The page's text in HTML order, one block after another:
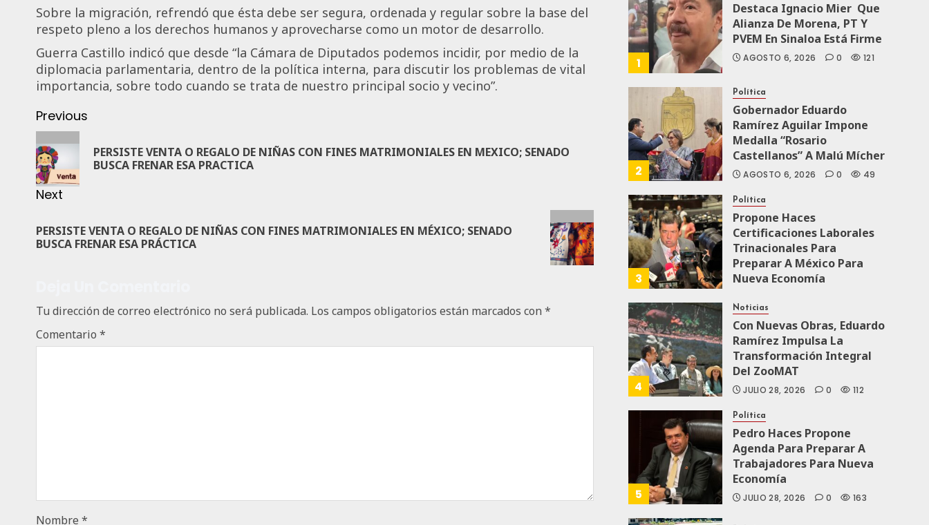
Sobre la migración, refrendó que ésta debe ser segura, ordenada y regular sobre la base del
respeto pleno a los derechos humanos y aprovecharse como un motor de desarrollo.
Guerra Castillo indicó que desde “la Cámara de Diputados podemos incidir, por medio de la
diplomacia parlamentaria, dentro de la política interna, para discutir los problemas de vital
importancia, sobre todo cuando se trata de nuestro principal socio y vecino”.
Previous
PERSISTE VENTA O REGALO DE NIÑAS CON FINES MATRIMONIALES EN MEXICO; SENADO
BUSCA FRENAR ESA PRACTICA
Next
PERSISTE VENTA O REGALO DE NIÑAS CON FINES MATRIMONIALES EN MÉXICO; SENADO
BUSCA FRENAR ESA PRÁCTICA
Tu dirección de correo electrónico no será publicada. Los campos obligatorios están marcados con *
Comentario *
Nombre *
1
Destaca Ignacio Mier Que
Alianza De Morena, PT Y
PVEM En Sinaloa Está Firme
AGOSTO 6, 2026 0 121
2
Política
Gobernador Eduardo
Ramírez Aguilar Impone
Medalla “Rosario
Castellanos” A Malú Mícher
AGOSTO 6, 2026 0 49
3
Política
Propone Haces
Certificaciones Laborales
Trinacionales Para
Preparar A México Para
Nueva Economía
4
Noticias
Con Nuevas Obras, Eduardo
Ramírez Impulsa La
Transformación Integral
Del ZooMAT
JULIO 28, 2026 0 112
5
Política
Pedro Haces Propone
Agenda Para Preparar A
Trabajadores Para Nueva
Economía
JULIO 28, 2026 0 163